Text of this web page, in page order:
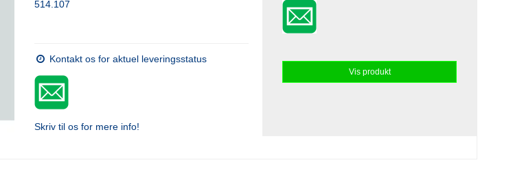
514.107
Kontakt os for aktuel leveringsstatus
Skriv til os for mere info!
Vis produkt